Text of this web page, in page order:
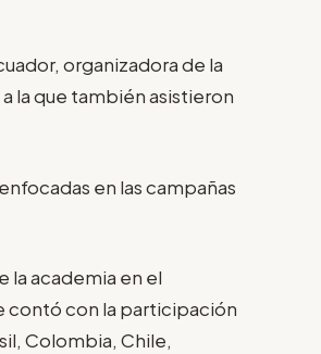
organizadora de la
la que también asistieron
en las campañas
la academia en el
contó con la participación
Colombia, Chile,